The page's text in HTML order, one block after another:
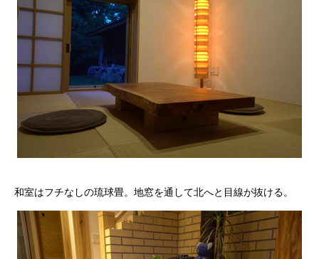
和室はフチなしの琉球畳。地窓を通して北へと目線が抜ける。